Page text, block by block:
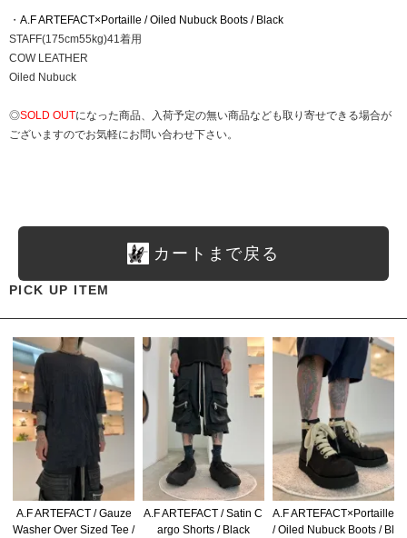
・ A.F ARTEFACT×Portaille / Oiled Nubuck Boots / Black
STAFF(175cm55kg)41着用
COW LEATHER
Oiled Nubuck
◎SOLD OUTになった商品、入荷予定の無い商品なども取り寄せできる場合が
ございますのでお気軽にお問い合わせ下さい。
カートまで戻る
PICK UP ITEM
A.F ARTEFACT / Gauze
Washer Over Sized Tee /
A.F ARTEFACT / Satin C
argo Shorts / Black
A.F ARTEFACT×Portaille
/ Oiled Nubuck Boots / Bl